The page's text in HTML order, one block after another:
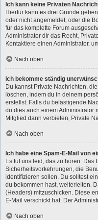
Ich kann keine Privaten
Hierfür kann es drei Gründe
oder nicht angemeldet, oder die
für das komplette Forum
Administrator dir das Recht,
Kontaktiere einen Administrator,
Nach oben
Ich bekomme ständig
Du kannst Private Nachrichten,
löschen, indem du in deinem
erstellst. Falls du belästigende
du dies auch einem Administrator
Mitglied dann verbieten, Private
Nach oben
Ich habe eine Spam-E-Mail von
Es tut uns leid, das zu hören. Das
Sicherheitsvorkehrungen, die
identifizieren sollen. Du solltest
du bekommen hast, weiterleiten.
(Headers) mitzuschicken. Diese
E-Mail verschickt hat. Der
Nach oben